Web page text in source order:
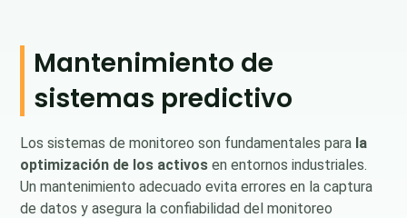
Mantenimiento de
sistemas predictivo
Los sistemas de monitoreo son fundamentales para la
optimización de los activos en entornos industriales.
Un mantenimiento adecuado evita errores en la captura
de datos y asegura la confiabilidad del monitoreo